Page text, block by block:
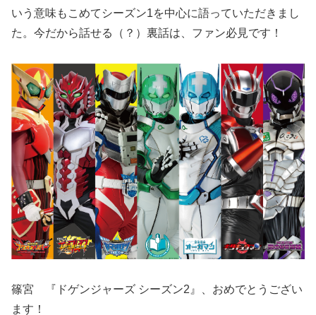
いう意味もこめてシーズン1を中心に語っていただきまし
た。今だから話せる（？）裏話は、ファン必見です！
篠宮 『ドゲンジャーズ シーズン2』、おめでとうござい
ます！